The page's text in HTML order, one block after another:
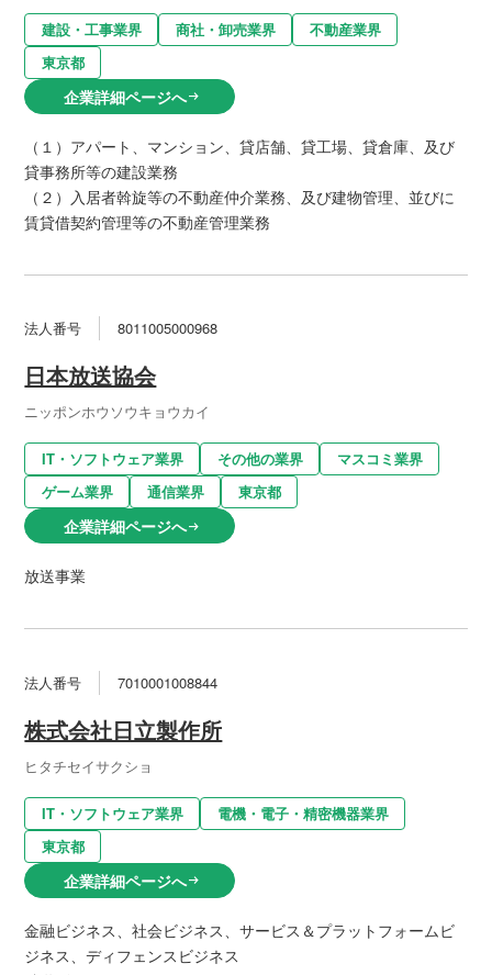
建設・工事業界 商社・卸売業界
不動産業界
東京都
企業詳細ページへarrow_right_alt
（１）アパート、マンション、貸店舗、貸工場、貸倉庫、及び
貸事務所等の建設業務
（２）入居者斡旋等の不動産仲介業務、及び建物管理、並びに
賃貸借契約管理等の不動産管理業務
法人番号 8011005000968
日本放送協会
ニッポンホウソウキョウカイ
IT・ソフトウェア業界 その他の業界
マスコミ業界
ゲーム業界
通信業界 東京都
企業詳細ページへarrow_right_alt
放送事業
法人番号 7010001008844
株式会社日立製作所
ヒタチセイサクショ
IT・ソフトウェア業界
電機・電子・精密機器業界
東京都
企業詳細ページへarrow_right_alt
金融ビジネス、社会ビジネス、サービス＆プラットフォームビ
ジネス、ディフェンスビジネス